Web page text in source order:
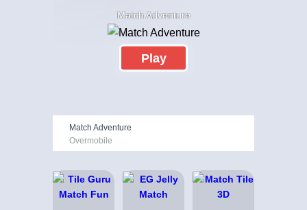
Match Adventure
Play
Match Adventure
Overmobile